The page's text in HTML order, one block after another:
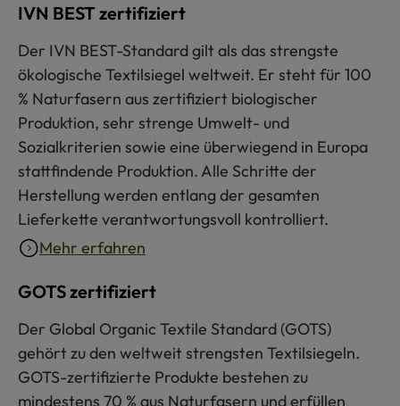
IVN BEST zertifiziert
Der IVN BEST-Standard gilt als das strengste
ökologische Textilsiegel weltweit. Er steht für 100
% Naturfasern aus zertifiziert biologischer
Produktion, sehr strenge Umwelt- und
Sozialkriterien sowie eine überwiegend in Europa
stattfindende Produktion. Alle Schritte der
Herstellung werden entlang der gesamten
Lieferkette verantwortungsvoll kontrolliert.
Mehr erfahren
GOTS zertifiziert
Der Global Organic Textile Standard (GOTS)
gehört zu den weltweit strengsten Textilsiegeln.
GOTS-zertifizierte Produkte bestehen zu
mindestens 70 % aus Naturfasern und erfüllen